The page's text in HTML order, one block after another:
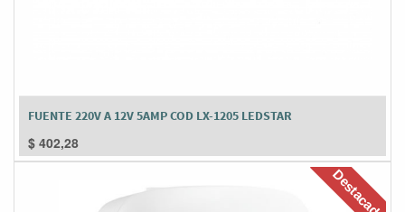
FUENTE 220V A 12V 5AMP COD LX-1205 LEDSTAR
$ 402,28
Destacado